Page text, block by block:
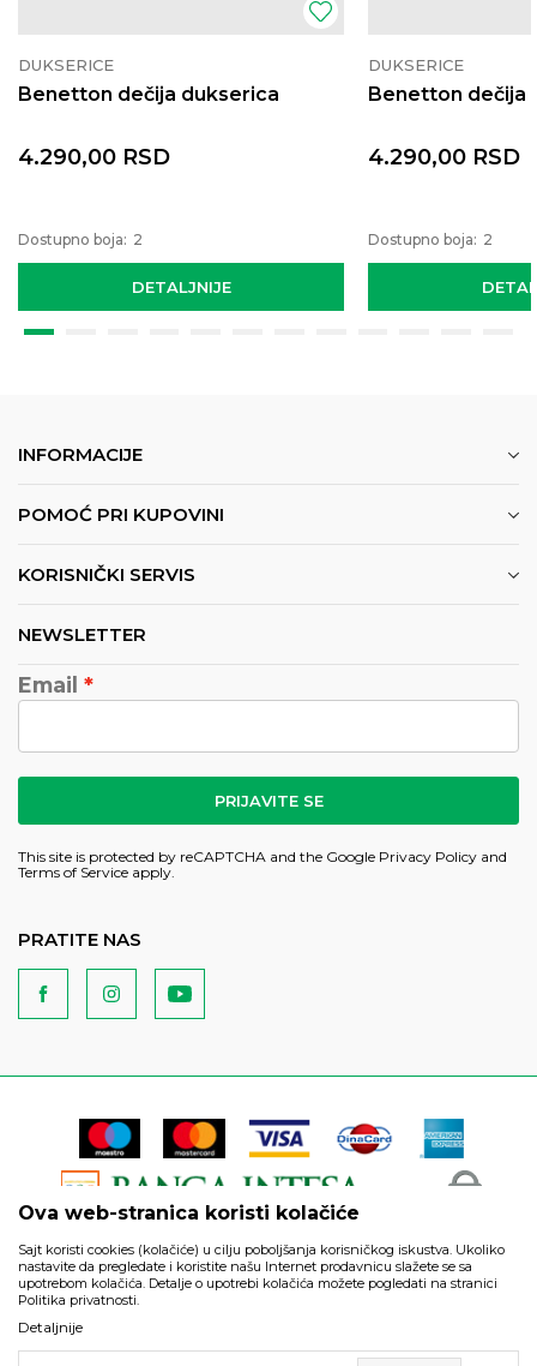
DUKSERICE
Benetton dečija dukserica
DETALJNIJE
4.290,00 RSD
Dostupno boja: 2
DUKSERICE
Benetton dečija
4.290,00 RSD
Dostupno boja: 2
INFORMACIJE
POMOĆ PRI KUPOVINI
KORISNIČKI SERVIS
NEWSLETTER
Email
PRIJAVITE SE
This site is protected by reCAPTCHA and the Google Privacy Policy and
Terms of Service apply.
PRATITE NAS
artikli prikazani na sajtu su deo naše ponude i ne podrazumeva
da su dostupni u svakom trenutku.
Ova web-stranica koristi kolačiće
Sajt koristi cookies (kolačiće) u cilju poboljšanja korisničkog iskustva. Ukoliko
nastavite da pregledate i koristite našu Internet prodavnicu slažete se sa
upotrebom kolačića. Detalje o upotrebi kolačića možete pogledati na stranici
Politika privatnosti.
Detaljnije